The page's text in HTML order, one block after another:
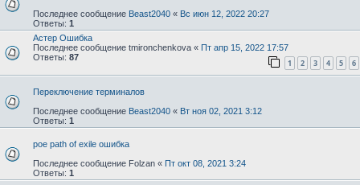
Последнее сообщение Beast2040 « Вс июн 12, 2022 20:27
Ответы: 1
Астер Ошибка
Последнее сообщение tmironchenkova « Пт апр 15, 2022 17:57
Ответы: 87
1 2 3 4 5 6
Переключение терминалов
Последнее сообщение Beast2040 « Вт ноя 02, 2021 3:12
Ответы: 1
poe path of exile ошибка
Последнее сообщение Folzan « Пт окт 08, 2021 3:24
Ответы: 1